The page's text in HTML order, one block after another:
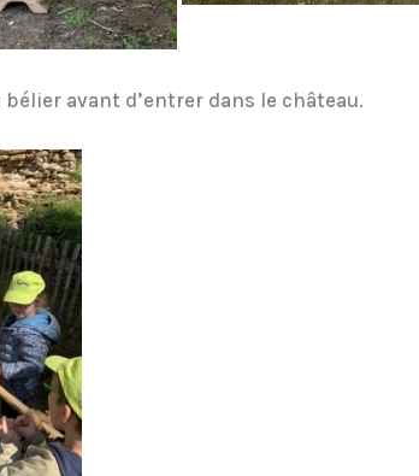
avant d’entrer dans le château.